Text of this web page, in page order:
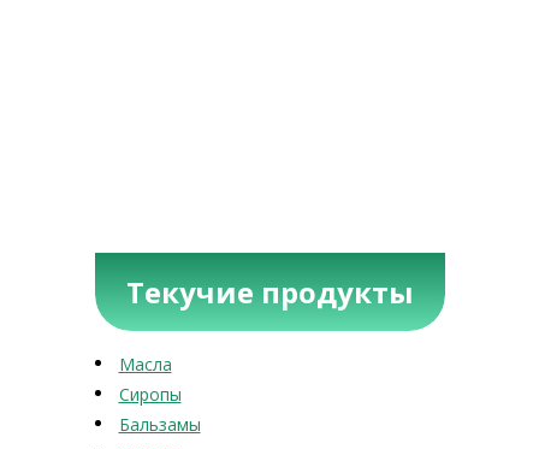
Текучие продукты
Масла
Сиропы
Бальзамы